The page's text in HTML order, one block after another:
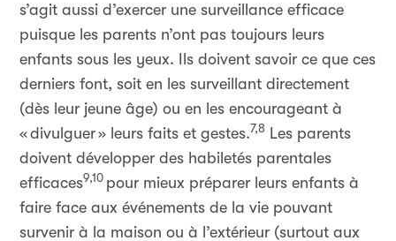
s’agit aussi d’exercer une surveillance efficace
puisque les parents n’ont pas toujours leurs
enfants sous les yeux. Ils doivent savoir ce que ces
derniers font, soit en les surveillant directement
(dès leur jeune âge) ou en les encourageant à
«divulguer» leurs faits et gestes.7,8 Les parents
doivent développer des habiletés parentales
efficaces9,10 pour mieux préparer leurs enfants à
faire face aux événements de la vie pouvant
survenir à la maison ou à l’extérieur (surtout aux